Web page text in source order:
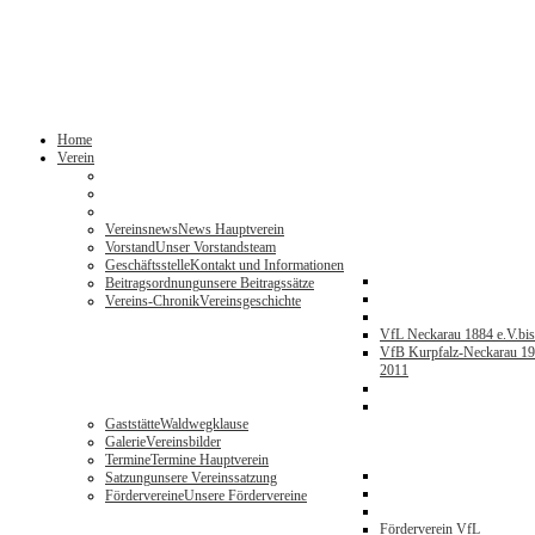
Home
Verein
VereinsnewsNews Hauptverein
VorstandUnser Vorstandsteam
GeschäftsstelleKontakt und Informationen
Beitragsordnungunsere Beitragssätze
Vereins-ChronikVereinsgeschichte
VfL Neckarau 1884 e.V.
VfB Kurpfalz-Neckarau
2011
GaststätteWaldwegklause
GalerieVereinsbilder
TermineTermine Hauptverein
Satzungunsere Vereinssatzung
FördervereineUnsere Fördervereine
Förderverein VfL